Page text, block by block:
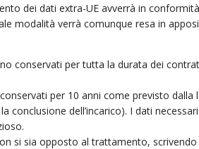
dei dati extra-UE avverrà in
modalità verrà comunque resa in
conservati per tutta la durata dei
per 10 anni come previsto dalla
dell’incarico). I dati
si sia opposto al trattamento,